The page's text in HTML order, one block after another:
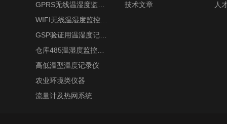
高低温型温度记录仪
农业环境类仪器
流量计及热网系统
技术文章
人